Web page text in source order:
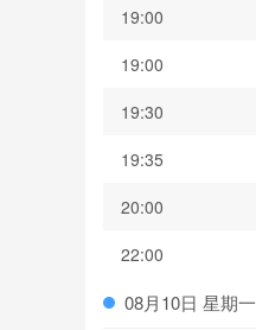
19:00
19:00
19:30
19:35
20:00
22:00
08月10日 星期一